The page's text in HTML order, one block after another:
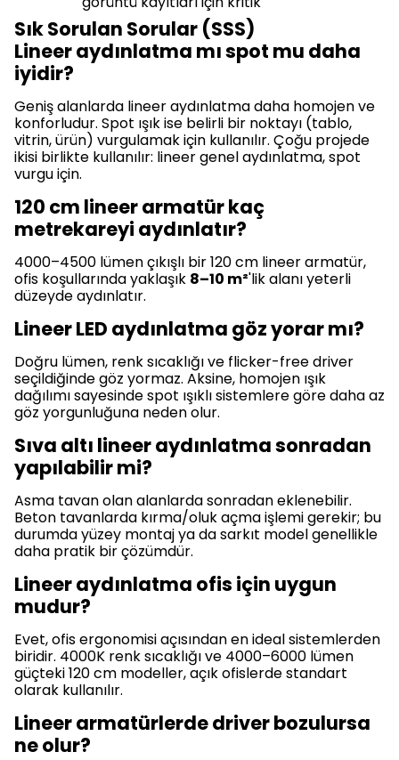
Sık Sorulan Sorular (SSS)
Lineer aydınlatma mı spot mu daha
iyidir?
Geniş alanlarda lineer aydınlatma daha homojen ve
konforludur. Spot ışık ise belirli bir noktayı (tablo,
vitrin, ürün) vurgulamak için kullanılır. Çoğu projede
ikisi birlikte kullanılır: lineer genel aydınlatma, spot
vurgu için.
120 cm lineer armatür kaç
metrekareyi aydınlatır?
4000–4500 lümen çıkışlı bir 120 cm lineer armatür,
ofis koşullarında yaklaşık 8–10 m²'lik alanı yeterli
düzeyde aydınlatır.
Lineer LED aydınlatma göz yorar mı?
Doğru lümen, renk sıcaklığı ve flicker-free driver
seçildiğinde göz yormaz. Aksine, homojen ışık
dağılımı sayesinde spot ışıklı sistemlere göre daha az
göz yorgunluğuna neden olur.
Sıva altı lineer aydınlatma sonradan
yapılabilir mi?
Asma tavan olan alanlarda sonradan eklenebilir.
Beton tavanlarda kırma/oluk açma işlemi gerekir; bu
durumda yüzey montaj ya da sarkıt model genellikle
daha pratik bir çözümdür.
Lineer aydınlatma ofis için uygun
mudur?
Evet, ofis ergonomisi açısından en ideal sistemlerden
biridir. 4000K renk sıcaklığı ve 4000–6000 lümen
güçteki 120 cm modeller, açık ofislerde standart
olarak kullanılır.
Lineer armatürlerde driver bozulursa
ne olur?